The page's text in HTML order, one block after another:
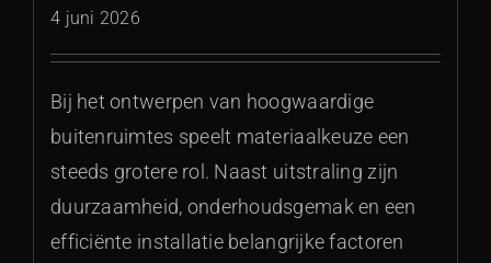
4 juni 2026
Bij het ontwerpen van hoogwaardige
buitenruimtes speelt materiaalkeuze een
steeds grotere rol. Naast uitstraling zijn
duurzaamheid, onderhoudsgemak en een
efficiënte installatie belangrijke factoren